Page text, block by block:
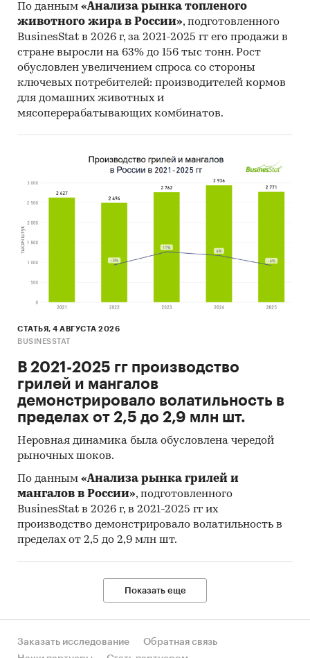
По данным «Анализа рынка топленого
животного жира в России», подготовленного
BusinesStat в 2026 г, за 2021-2025 гг его продажи в
стране выросли на 63% до 156 тыс тонн. Рост
обусловлен увеличением спроса со стороны
ключевых потребителей: производителей кормов
для домашних животных и
мясоперерабатывающих комбинатов.
СТАТЬЯ, 4 АВГУСТА 2026
BUSINESSTAT
В 2021-2025 гг производство
грилей и мангалов
демонстрировало волатильность в
пределах от 2,5 до 2,9 млн шт.
Неровная динамика была обусловлена чередой
рыночных шоков.
По данным «Анализа рынка грилей и
мангалов в России», подготовленного
BusinesStat в 2026 г, в 2021-2025 гг их
производство демонстрировало волатильность в
пределах от 2,5 до 2,9 млн шт.
Показать еще
Заказать исследование
Обратная связь